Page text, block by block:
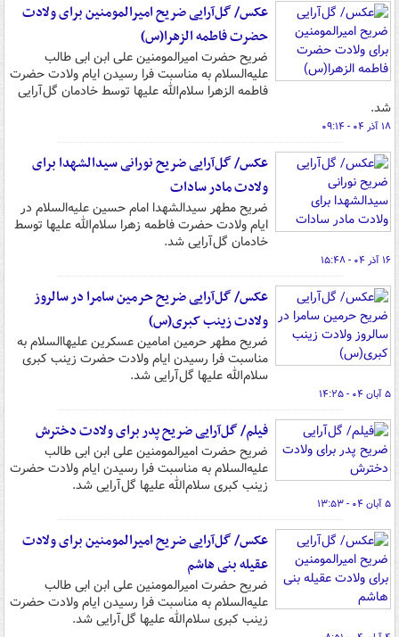
عکس/ گل‌آرایی ضریح امیرالمومنین برای ولادت
حضرت فاطمه الزهرا(س)
ضریح حضرت امیرالمومنین علی ابن ابی طالب
علیه‌السلام به مناسبت فرا رسیدن ایام ولادت حضرت
فاطمه الزهرا سلام‌الله علیها توسط خادمان گل‌آرایی
شد.
۱۸ آذر ۰۴ - ۰۹:۱۴
عکس/ گل‌آرایی ضریح نورانی سیدالشهدا برای
ولادت مادر سادات
ضریح مطهر سیدالشهدا امام حسین علیه‌السلام در
ایام ولادت حضرت فاطمه زهرا سلام‌الله علیها توسط
خادمان گل‌آرایی شد.
۱۶ آذر ۰۴ - ۱۵:۴۸
عکس/ گل‌آرایی ضریح حرمین سامرا در سالروز
ولادت زینب کبری(س)
ضریح مطهر حرمین امامین عسکرین علیهاالسلام به
مناسبت فرا رسیدن ایام ولادت حضرت زینب کبری
سلام‌الله علیها گل‌آرایی شد.
۵ آبان ۰۴ - ۱۴:۲۵
فیلم/ گل‌آرایی ضریح پدر برای ولادت دخترش
ضریح حضرت امیرالمومنین علی ابن ابی طالب
علیه‌السلام به مناسبت فرا رسیدن ایام ولادت حضرت
زینب کبری سلام‌الله علیها گل‌آرایی شد.
۵ آبان ۰۴ - ۱۳:۵۳
عکس/ گل‌آرایی ضریح امیرالمومنین برای ولادت
عقیله بنی هاشم
ضریح حضرت امیرالمومنین علی ابن ابی طالب
علیه‌السلام به مناسبت فرا رسیدن ایام ولادت حضرت
زینب کبری سلام‌الله علیها گل‌آرایی شد.